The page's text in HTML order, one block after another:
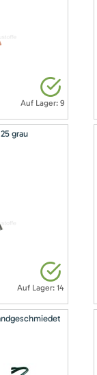
Auf Lager: 9
grau
Auf Lager: 14